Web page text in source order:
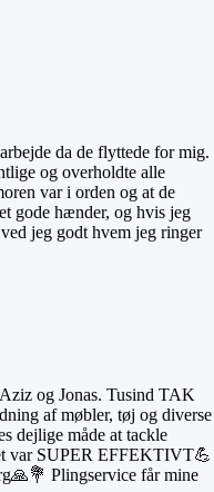
da de flyttede for mig.
og overholdte alle
var i orden og at de
gode hænder, og hvis jeg
jeg godt hvem jeg ringer
og Jonas. Tusind TAK
af møbler, tøj og diverse
dejlige måde at tackle
var SUPER EFFEKTIVT💪
Plingservice får mine